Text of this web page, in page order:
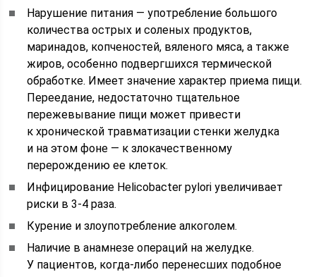
Нарушение питания — употребление большого
количества острых и соленых продуктов,
маринадов, копченостей, вяленого мяса, а также
жиров, особенно подвергшихся термической
обработке. Имеет значение характер приема пищи.
Переедание, недостаточно тщательное
пережевывание пищи может привести
к хронической травматизации стенки желудка
и на этом фоне — к злокачественному
перерождению ее клеток.
Инфицирование Helicobacter pylori увеличивает
риски в 3-4 раза.
Курение и злоупотребление алкоголем.
Наличие в анамнезе операций на желудке.
У пациентов, когда-либо перенесших подобное